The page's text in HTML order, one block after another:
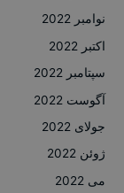
نوامبر 2022
اکتبر 2022
سپتامبر 2022
آگوست 2022
جولای 2022
ژوئن 2022
می 2022